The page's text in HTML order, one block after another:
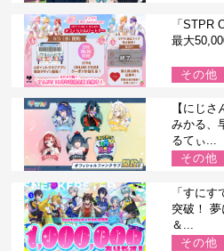
「STPR
最大
その他
【にじ
みかる、
るてぃ...
その他
「すに
突破！
＆...
その他